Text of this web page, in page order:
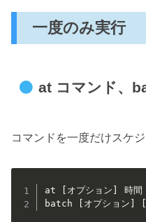
一度のみ実行
at コマンド、
コマンドを一度だけスケ
at [オプション] 時間
batch [オプション] [